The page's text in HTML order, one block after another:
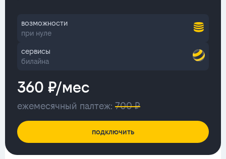
возможности
при нуле
сервисы
билайна
360 ₽/мес
ежемесячный палтеж: 700 ₽
подключить